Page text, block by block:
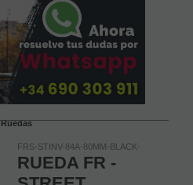
Ruedas
FRS-STINV-84A-80MM-BLACK-
RUEDA FR -